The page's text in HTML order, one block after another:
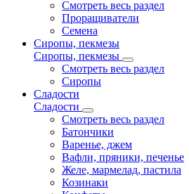
Смотреть весь раздел
Проращиватели
Семена
Сиропы, пекмезы
Сиропы, пекмезы
Смотреть весь раздел
Сиропы
Сладости
Сладости
Смотреть весь раздел
Батончики
Варенье, джем
Вафли, пряники, печенье
Желе, мармелад, пастила
Козинаки